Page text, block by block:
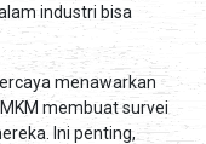
industri bisa
menawarkan
membuat survei
Ini penting,